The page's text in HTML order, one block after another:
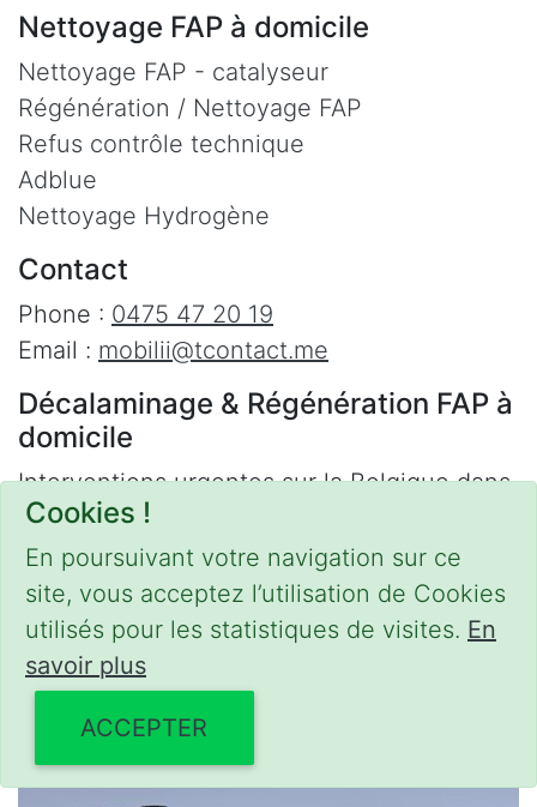
Cookies !
En poursuivant votre navigation sur ce
site, vous acceptez l’utilisation de Cookies
utilisés pour les statistiques de visites. En
savoir plus
ACCEPTER
Nettoyage FAP à domicile
Nettoyage FAP - catalyseur
Régénération / Nettoyage FAP
Refus contrôle technique
Adblue
Nettoyage Hydrogène
Contact
Phone : 0475 47 20 19
Email : mobilii@tcontact.me
Décalaminage & Régénération FAP à
domicile
Interventions urgentes sur la Belgique dans
les régions suivantes :
Bruxelles,Brabant Wallon ,Brabant Flamand
Hainaut,Liège,Mons ,Namur,Anvers,
Limbourg,Flandre Occidentale, Flandre
Orientale,Province du Luxembourg